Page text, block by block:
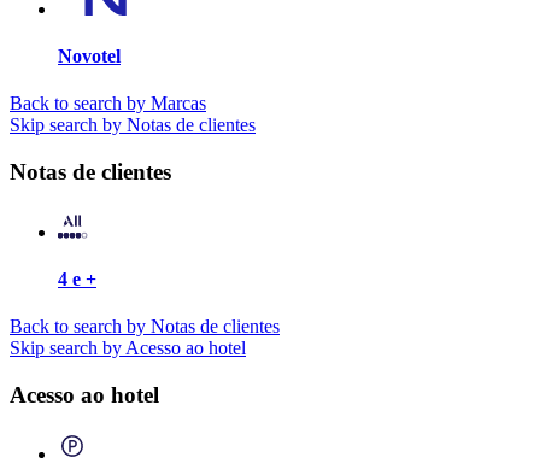
Novotel
Back to search by Marcas
Skip search by Notas de clientes
Notas de clientes
4 e +
Back to search by Notas de clientes
Skip search by Acesso ao hotel
Acesso ao hotel